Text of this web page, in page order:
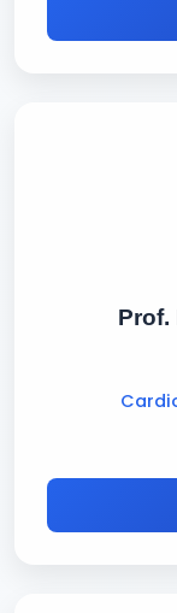
Prof.